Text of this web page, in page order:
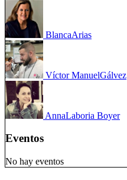
BlancaArias
Víctor ManuelGálvez
AnnaLaboria Boyer
Eventos
No hay eventos